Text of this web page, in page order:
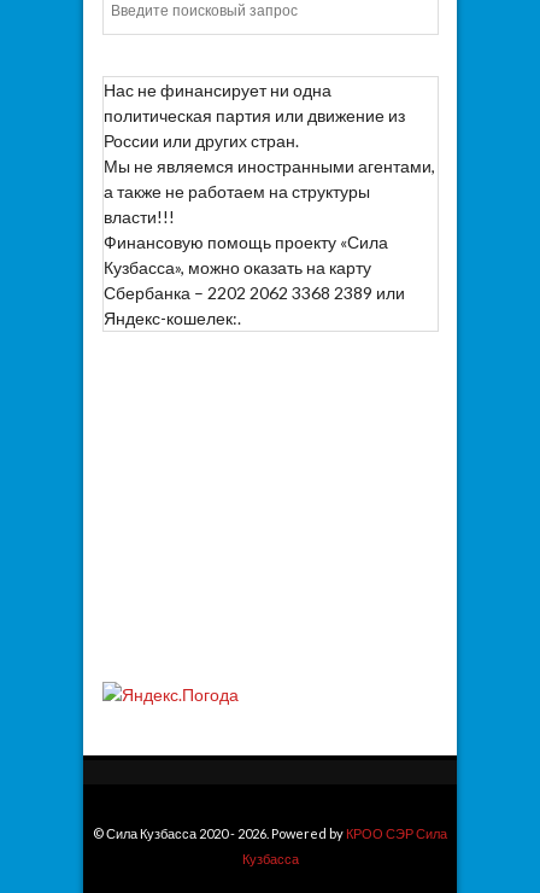
Нас не финансирует ни одна
политическая партия или движение из
России или других стран.
Мы не являемся иностранными агентами,
а также не работаем на структуры
власти!!!
Финансовую помощь проекту «Сила
Кузбасса», можно оказать на карту
Сбербанка – 2202 2062 3368 2389 или
Яндекс-кошелек:.
© Сила Кузбасса 2020 - 2026. Powered by КРОО СЭР Сила
Кузбасса